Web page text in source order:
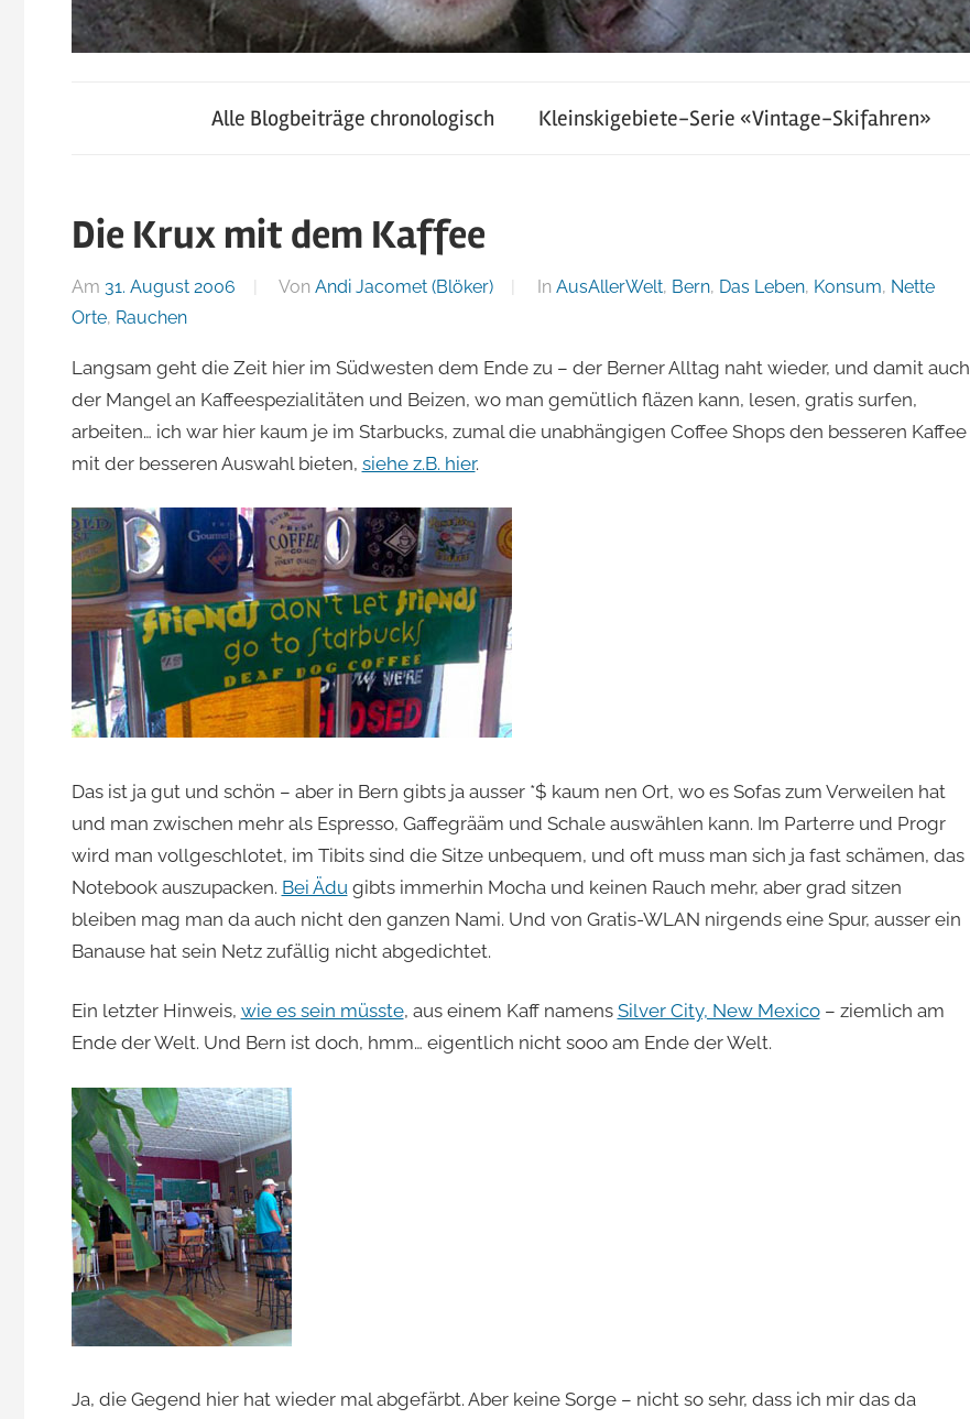
JacoBlök
der
Blog
von
Andi
Jacomet
skigebiete.ch
Alle Blogbeiträge chronologisch Kleinskigebiete-Serie «Vintage-Skifahren»
Die Krux mit dem Kaffee
Am 31. August 2006 Von Andi Jacomet (Blöker) In AusAllerWelt, Bern, Das Leben, Konsum, Nette
Orte, Rauchen
Langsam geht die Zeit hier im Südwesten dem Ende zu – der Berner Alltag naht wieder, und damit auch
der Mangel an Kaffeespezialitäten und Beizen, wo man gemütlich fläzen kann, lesen, gratis surfen,
arbeiten… ich war hier kaum je im Starbucks, zumal die unabhängigen Coffee Shops den besseren Kaffee
mit der besseren Auswahl bieten, siehe z.B. hier.
Das ist ja gut und schön – aber in Bern gibts ja ausser *$ kaum nen Ort, wo es Sofas zum Verweilen hat
und man zwischen mehr als Espresso, Gaffegrääm und Schale auswählen kann. Im Parterre und Progr
wird man vollgeschlotet, im Tibits sind die Sitze unbequem, und oft muss man sich ja fast schämen, das
Notebook auszupacken. Bei Ädu gibts immerhin Mocha und keinen Rauch mehr, aber grad sitzen
bleiben mag man da auch nicht den ganzen Nami. Und von Gratis-WLAN nirgends eine Spur, ausser ein
Banause hat sein Netz zufällig nicht abgedichtet.
Ein letzter Hinweis, wie es sein müsste, aus einem Kaff namens Silver City, New Mexico– ziemlich am
Ende der Welt. Und Bern ist doch, hmm… eigentlich nicht sooo am Ende der Welt.
Ja, die Gegend hier hat wieder mal abgefärbt. Aber keine Sorge – nicht so sehr, dass ich mir das da